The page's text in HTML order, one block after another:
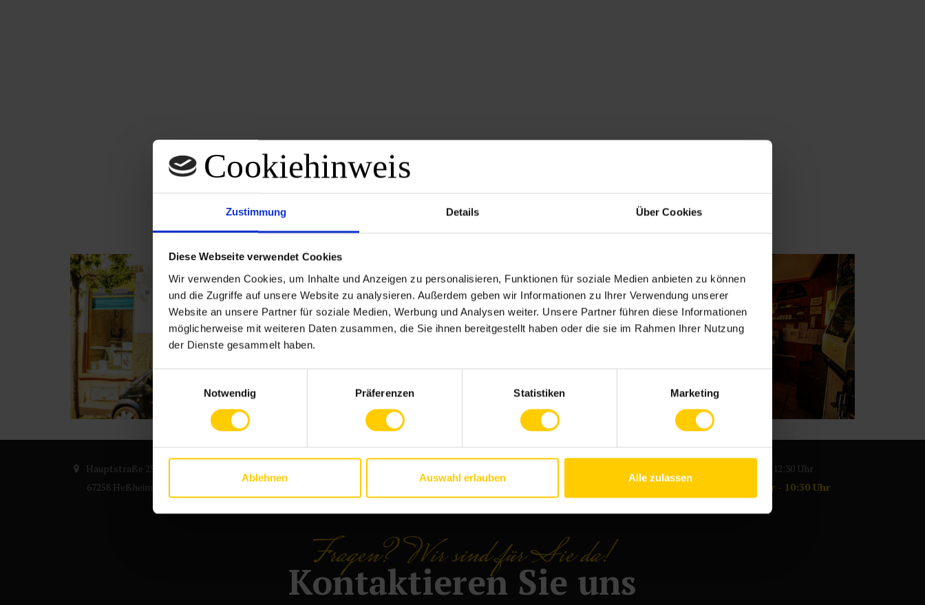
Zustimmung Details Über Cookies
Diese Webseite verwendet Cookies
Wir verwenden Cookies, um Inhalte und Anzeigen zu personalisieren, Funktionen für soziale Medien anbieten zu können
und die Zugriffe auf unsere Website zu analysieren. Außerdem geben wir Informationen zu Ihrer Verwendung unserer
Website an unsere Partner für soziale Medien, Werbung und Analysen weiter. Unsere Partner führen diese Informationen
möglicherweise mit weiteren Daten zusammen, die Sie ihnen bereitgestellt haben oder die sie im Rahmen Ihrer Nutzung
der Dienste gesammelt haben.
Notwendig
Präferenzen Statistiken Marketing
Ablehnen Auswahl erlauben Alle zulassen
Ein kleiner Einblick
Hauptstraße 25
67258 Heßheim
Samstag: 05:30 Uhr - 12:30 Uhr
Sonntag: 07:30 Uhr - 10:30 Uhr
Fragen? Wir sind für Sie da!
Kontaktieren Sie uns